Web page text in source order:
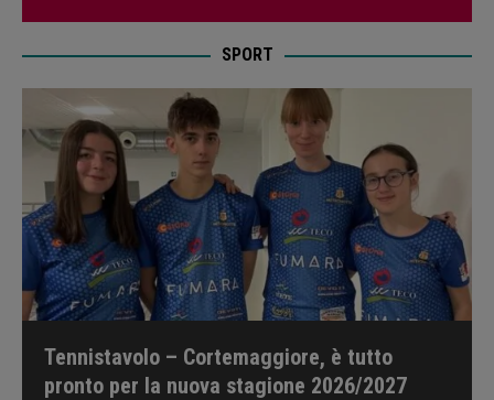
SPORT
Tennistavolo – Cortemaggiore, è tutto
pronto per la nuova stagione 2026/2027